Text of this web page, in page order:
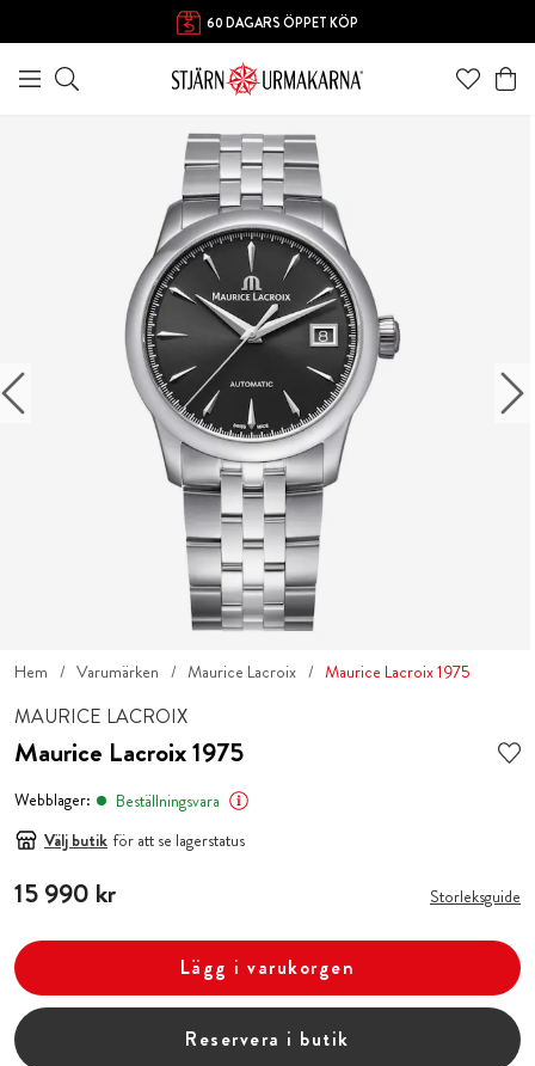
60 DAGARS ÖPPET KÖP
Hem Varumärken Maurice Lacroix Maurice Lacroix 1975
MAURICE LACROIX
Maurice Lacroix 1975
Webblager:
Beställningsvara
Välj butik för att se lagerstatus
Pris :15 990 kr
15 990 kr Storleksguide
Lägg i varukorgen
Reservera i butik